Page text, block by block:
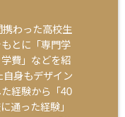
携わった高校生
とに「専門学
費」などを紹
自身もデザイン
経験から「40
通った経験」